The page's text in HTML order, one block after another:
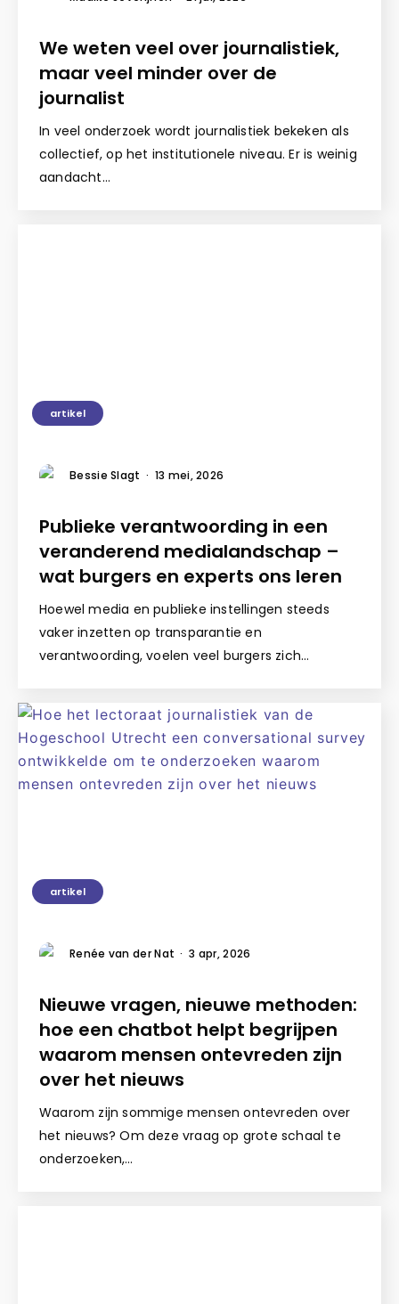
We weten veel over journalistiek,
maar veel minder over de
journalist
In veel onderzoek wordt journalistiek bekeken als
collectief, op het institutionele niveau. Er is weinig
aandacht…
artikel
Bessie Slagt · 13 mei, 2026
Publieke verantwoording in een
veranderend medialandschap –
wat burgers en experts ons leren
Hoewel media en publieke instellingen steeds
vaker inzetten op transparantie en
verantwoording, voelen veel burgers zich…
artikel
Renée van der Nat · 3 apr, 2026
Nieuwe vragen, nieuwe methoden:
hoe een chatbot helpt begrijpen
waarom mensen ontevreden zijn
over het nieuws
Waarom zijn sommige mensen ontevreden over
het nieuws? Om deze vraag op grote schaal te
onderzoeken,…